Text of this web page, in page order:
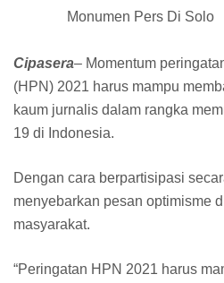
Monumen Pers Di Solo
Cipasera– Momentum
(HPN) 2021 harus mampu
kaum jurnalis dalam rangka
19 di Indonesia.
Dengan cara berpartisipasi
menyebarkan pesan optimisme
masyarakat.
“Peringatan HPN 2021 harus